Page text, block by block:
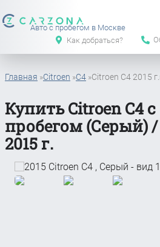
Авто с пробегом в Москве
Как добраться?
Главная »Citroen »C4 »Citroen C4 2015
Купить Citroen C4 с
пробегом (Серый) /
2015 г.